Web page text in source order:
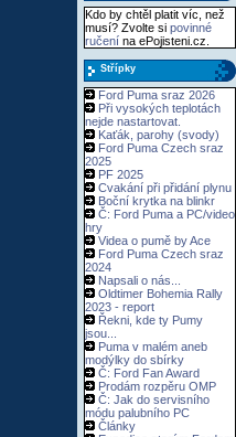
Kdo by chtěl platit víc, než
musí? Zvolte si povinné
ručení na ePojisteni.cz.
Střípky
Ford Puma sraz 2026
Při vysokých teplotách
nejde nastartovat.
Kaťák, parohy (svody)
Ford Puma Czech sraz
2025
PF 2025
Cvakání při přidání plynu
Boční krytka na blinkr
Č: Ford Puma a PC/video
hry
Videa o pumě by Ace
Ford Puma Czech sraz
2024
Napsali o nás...
Oldtimer Bohemia Rally
2023 - report
Řekni, kde ty Pumy
jsou...
Puma v malém aneb
modýlky do sbírky
Č: Ford Fan Award
Prodám rozpěru OMP
Č: Jak do servisního
módu palubního PC
Články